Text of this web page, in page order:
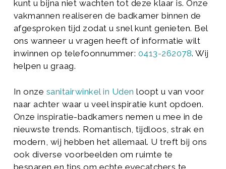
kunt u bijna niet wachten tot deze klaar is. Onze
vakmannen realiseren de badkamer binnen de
afgesproken tijd zodat u snel kunt genieten. Bel
ons wanneer u vragen heeft of informatie wilt
inwinnen op telefoonnummer: 0413-262078. Wij
helpen u graag.
In onze sanitairwinkel in Uden loopt u van voor
naar achter waar u veel inspiratie kunt opdoen.
Onze inspiratie-badkamers nemen u mee in de
nieuwste trends. Romantisch, tijdloos, strak en
modern, wij hebben het allemaal. U treft bij ons
ook diverse voorbeelden om ruimte te
besparen en tips om echte eyecatchers te